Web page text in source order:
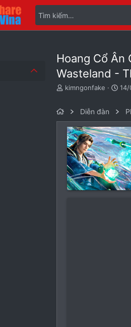
Hoang Cổ Ân
Wasteland -
T
a
d
s
a
e
kimngonfake
N
g
ử
i
Diễn đàn